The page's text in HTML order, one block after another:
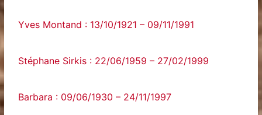
Yves Montand : 13/10/1921 – 09/11/1991
Stéphane Sirkis : 22/06/1959 – 27/02/1999
Barbara : 09/06/1930 – 24/11/1997